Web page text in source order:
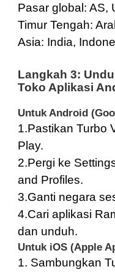
Pasar global: AS,
Timur Tengah:
Asia: India,
Langkah 3:
Toko Aplikasi
Untuk Android
1.Pastikan Turbo
Play.
2.Pergi ke
and Profiles.
3.Ganti negara
4.Cari aplikasi
dan unduh.
Untuk iOS (Apple
1. Sambungkan